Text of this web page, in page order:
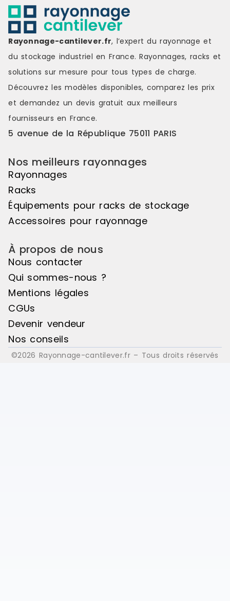
Rayonnage-cantilever.fr, l’expert du rayonnage et
du stockage industriel en France. Rayonnages, racks et
solutions sur mesure pour tous types de charge.
Découvrez les modèles disponibles, comparez les prix
et demandez un devis gratuit aux meilleurs
fournisseurs en France.
5 avenue de la République 75011 PARIS
Nos meilleurs rayonnages
Rayonnages
Racks
Équipements pour racks de stockage
Accessoires pour rayonnage
À propos de nous
Nous contacter
Qui sommes-nous ?
Mentions légales
CGUs
Devenir vendeur
Nos conseils
©2026 Rayonnage-cantilever.fr – Tous droits réservés